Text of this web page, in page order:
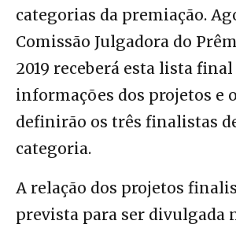
categorias da premiação.
Comissão Julgadora do
2019 receberá esta lista
informações dos projetos e
definirão os três finalistas
categoria.
A relação dos projetos
prevista para ser divulgada